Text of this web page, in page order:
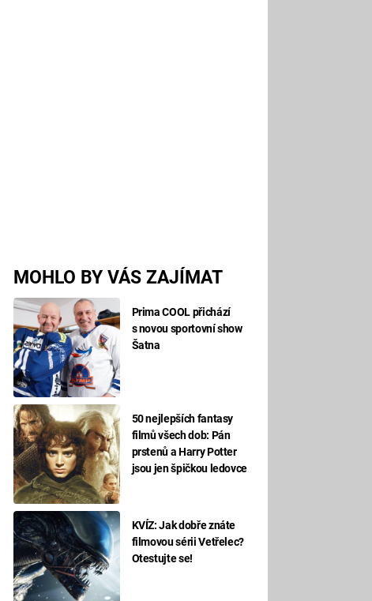
MOHLO BY VÁS ZAJÍMAT
Prima COOL přichází
s novou sportovní show
Šatna
50 nejlepších fantasy
filmů všech dob: Pán
prstenů a Harry Potter
jsou jen špičkou ledovce
KVÍZ: Jak dobře znáte
filmovou sérii Vetřelec?
Otestujte se!